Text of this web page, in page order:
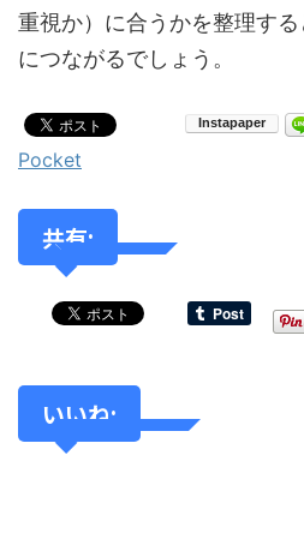
重視か）に合うかを整理す
につながるでしょう。
Pocket
共有:
いいね: